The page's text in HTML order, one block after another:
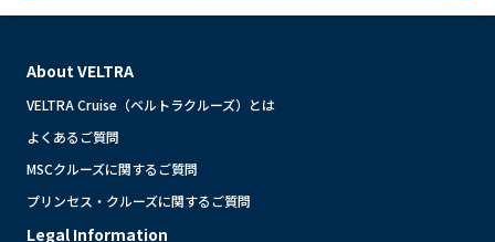
About VELTRA
VELTRA Cruise（ベルトラクルーズ）とは
よくあるご質問
MSCクルーズに関するご質問
プリンセス・クルーズに関するご質問
Legal Information